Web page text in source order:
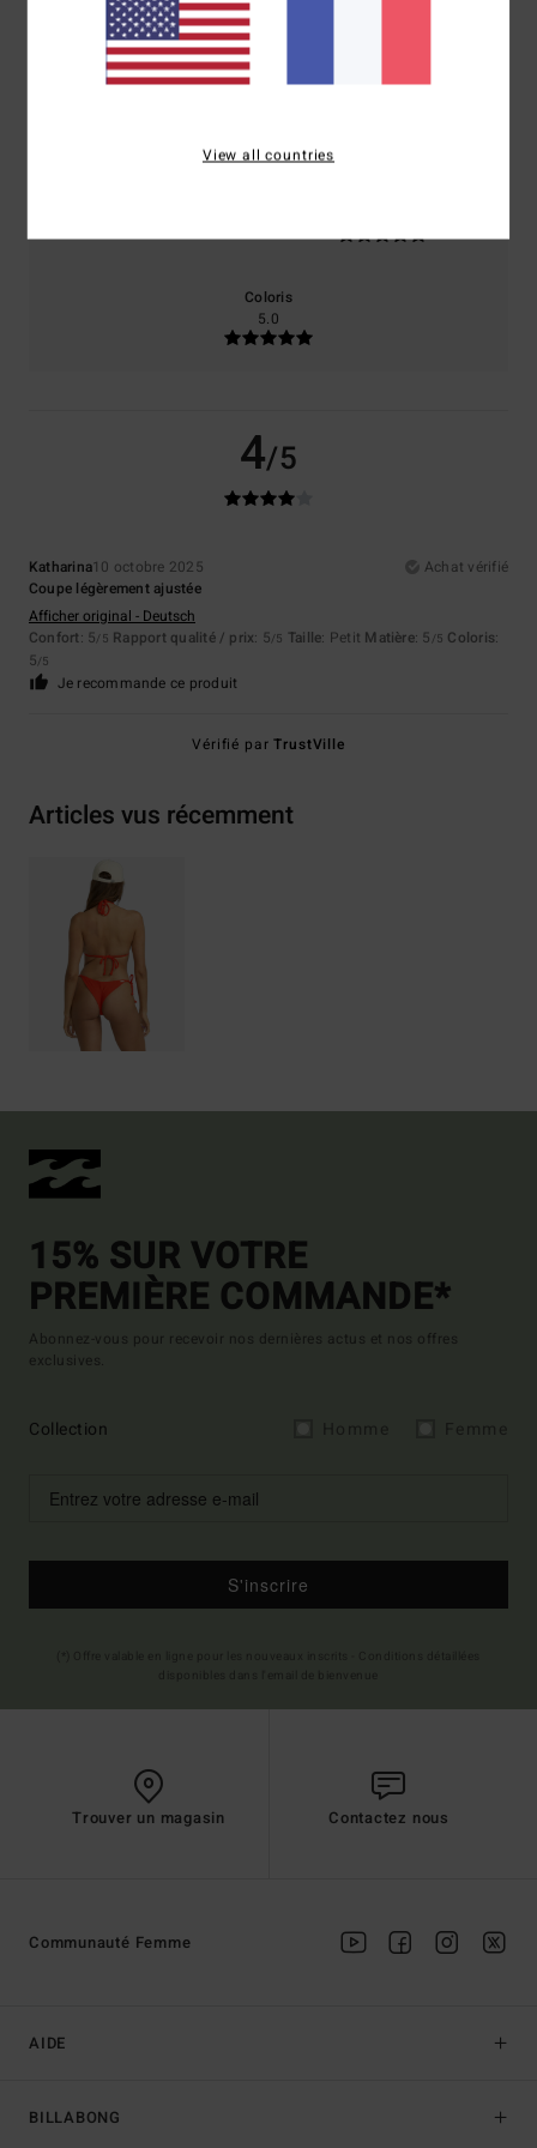
basé sur1 avis vérifiés
100% de nos clients recommandent ce produit
Confort
Rapport qualité / prix
Coloris
5.0
4/5
Katharina10 octobre 2025
Achat vérifié
Coupe légèrement ajustée
Afficher original - Deutsch
Confort: 5/5 Rapport qualité / prix: 5/5 Taille: Petit Matière: 5 /5 Coloris:
5/5
Je recommande ce produit
Vérifié parTrustVille
Articles vus récemment
15% SUR VOTRE
PREMIÈRE COMMANDE*
Abonnez-vous pour recevoir nos dernières actus et nos offres
exclusives.
Collection
S'inscrire
Trouver un magasin Contactez nous
AIDE
BILLABONG
Communauté Femme
View all countries